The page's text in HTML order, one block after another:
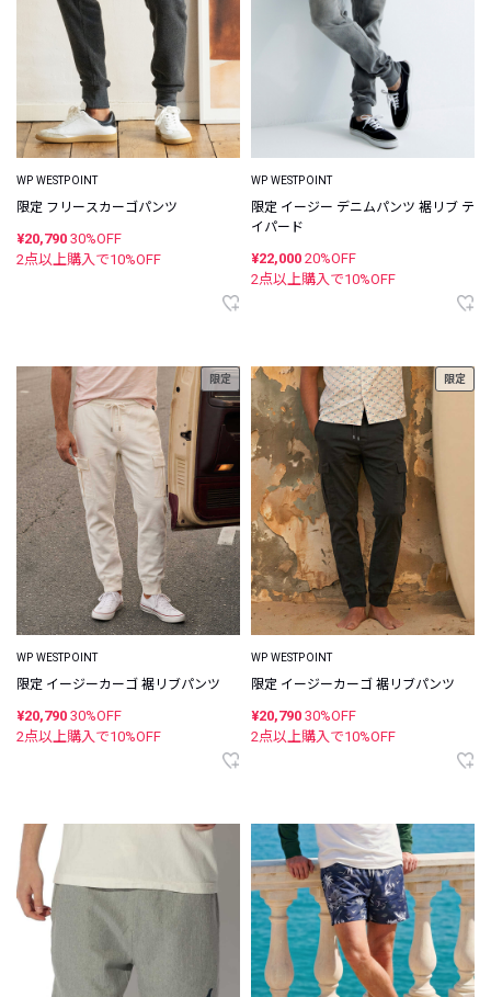
WP WESTPOINT
限定 フリースカーゴパンツ
¥20,790 30%OFF
2点以上購入で10%OFF
WP WESTPOINT
限定 イージー デニムパンツ 裾リブ テ
イパード
¥22,000 20%OFF
2点以上購入で10%OFF
限定
WP WESTPOINT
限定 イージーカーゴ 裾リブパンツ
¥20,790 30%OFF
2点以上購入で10%OFF
限定
WP WESTPOINT
限定 イージーカーゴ 裾リブパンツ
¥20,790 30%OFF
2点以上購入で10%OFF